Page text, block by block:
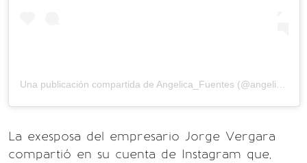
Una publicación compartida de Angelica_Fuentes (@angelicafuentes63) el
La exesposa del empresario Jorge Vergara
compartió en su cuenta de Instagram que,